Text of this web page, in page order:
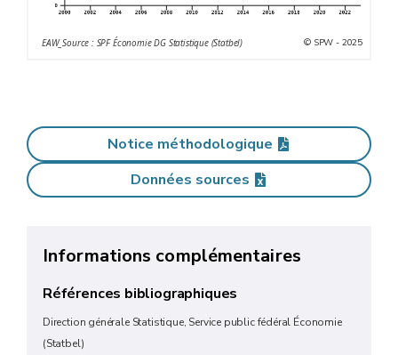
EAW_Source : SPF Économie DG Statistique (Statbel) © SPW - 2025
Notice méthodologique
Données sources
Informations complémentaires
Références bibliographiques
Direction générale Statistique, Service public fédéral Économie
(Statbel)